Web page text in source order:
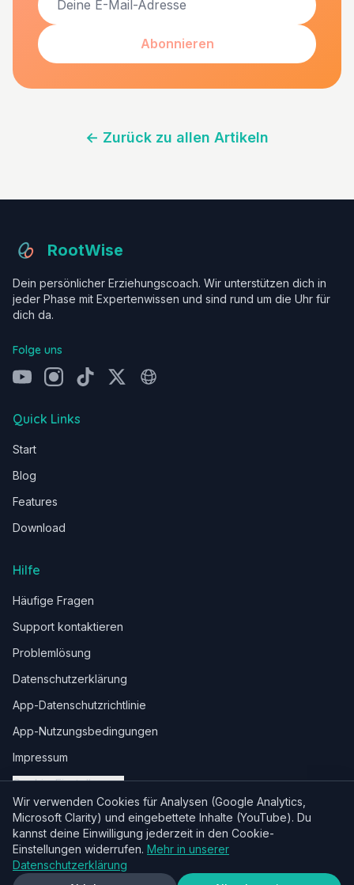
Abonnieren
← Zurück zu allen Artikeln
RootWise
Dein persönlicher Erziehungscoach. Wir unterstützen dich in
jeder Phase mit Expertenwissen und sind rund um die Uhr für
dich da.
Folge uns
Quick Links
Start
Blog
Features
Download
Hilfe
Häufige Fragen
Support kontaktieren
Problemlösung
Datenschutzerklärung
App-Datenschutzrichtlinie
App-Nutzungsbedingungen
Impressum
Cookie-Einstellungen
© 2026 RootWise. Dein persönlicher Erziehungscoach.
Wir begleiten dich durch alle Höhen und Tiefen des Elternseins.
Wir verwenden Cookies für Analysen (Google Analytics,
Microsoft Clarity) und eingebettete Inhalte (YouTube). Du
kannst deine Einwilligung jederzeit in den Cookie-
Einstellungen widerrufen. Mehr in unserer
Datenschutzerklärung